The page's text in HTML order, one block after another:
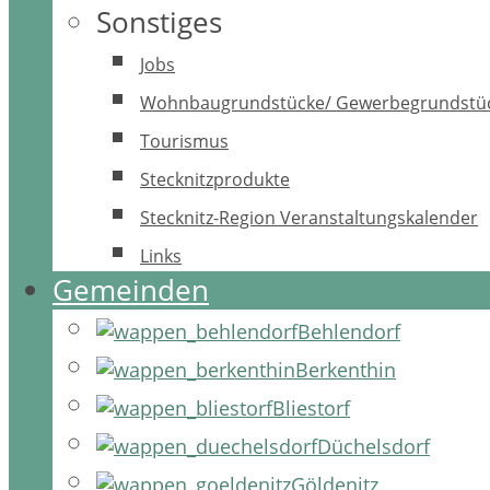
Sonstiges
Jobs
Wohnbaugrundstücke/
Tourismus
Stecknitzprodukte
Stecknitz-Region Veranstaltungskalender
Links
Gemeinden
Behlendorf
Berkenthin
Bliestorf
Düchelsdorf
Göldenitz